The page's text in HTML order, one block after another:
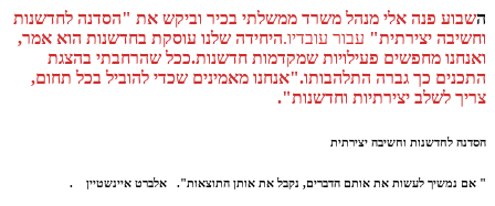
השבוע פנה אלי מנהל משרד ממשלתי בכיר וביקש את "הסדנה לחדשנות
וחשיבה יצירתית" עבור עובדיו.היחידה שלנו עוסקת בחדשנות הוא אמר,
ואנחנו מחפשים פעילויות שמקדמות חדשנות.ככל שהרחבתי בהצגת
התכנים כך גברה התלהבותו."אנחנו מאמינים שכדי להוביל בכל תחום,
צריך לשלב יצירתיות וחדשנות".
הסדנה לחדשנות וחשיבה יצירתית
" אם נמשיך לעשות את אותם הדברים, נקבל את אותן התוצאות". אלברט איינשטיין .